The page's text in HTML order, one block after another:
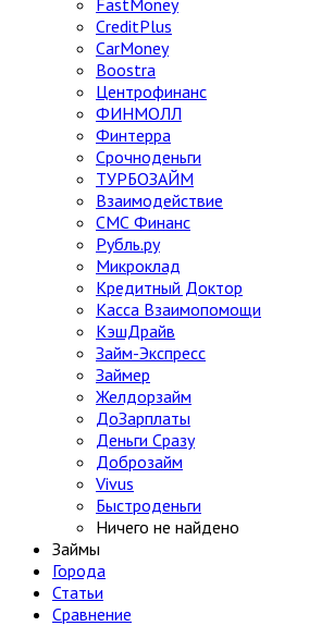
FastMoney
CreditPlus
CarMoney
Boostra
Центрофинанс
ФИНМОЛЛ
Финтерра
Срочноденьги
ТУРБОЗАЙМ
Взаимодействие
СМС Финанс
Рубль.ру
Микроклад
Кредитный Доктор
Касса Взаимопомощи
КэшДрайв
Займ-Экспресс
Займер
Желдорзайм
ДоЗарплаты
Деньги Сразу
Доброзайм
Vivus
Быстроденьги
Ничего не найдено
Займы
Города
Статьи
Сравнение